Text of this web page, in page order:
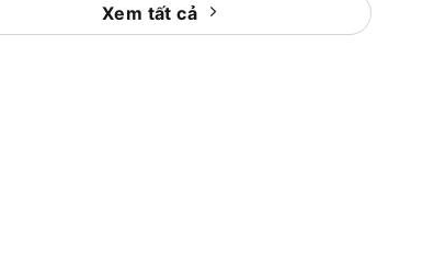
Xem tất cả